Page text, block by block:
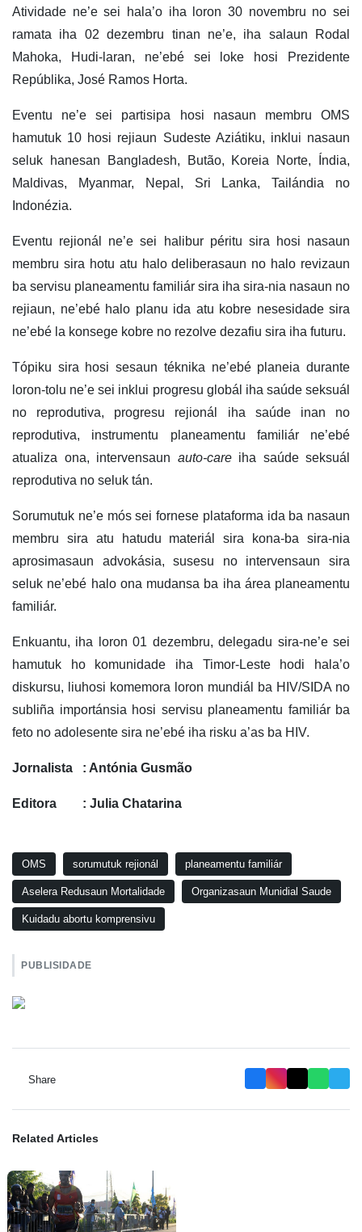
Atividade ne’e sei hala’o iha loron 30 novembru no sei
ramata iha 02 dezembru tinan ne’e, iha salaun Rodal
Mahoka, Hudi-laran, ne’ebé sei loke hosi Prezidente
Repúblika, José Ramos Horta.
Eventu ne’e sei partisipa hosi nasaun membru OMS
hamutuk 10 hosi rejiaun Sudeste Aziátiku, inklui nasaun
seluk hanesan Bangladesh, Butão, Koreia Norte, Índia,
Maldivas, Myanmar, Nepal, Sri Lanka, Tailándia no
Indonézia.
Eventu rejionál ne’e sei halibur péritu sira hosi nasaun
membru sira hotu atu halo deliberasaun no halo revizaun
ba servisu planeamentu familiár sira iha sira-nia nasaun no
rejiaun, ne’ebé halo planu ida atu kobre nesesidade sira
ne’ebé la konsege kobre no rezolve dezafiu sira iha futuru.
Tópiku sira hosi sesaun téknika ne’ebé planeia durante
loron-tolu ne’e sei inklui progresu globál iha saúde seksuál
no reprodutiva, progresu rejionál iha saúde inan no
reprodutiva, instrumentu planeamentu familiár ne’ebé
atualiza ona, intervensaun auto-careiha saúde seksuál
reprodutiva no seluk tán.
Sorumutuk ne’e mós sei fornese plataforma ida ba nasaun
membru sira atu hatudu materiál sira kona-ba sira-nia
aprosimasaun advokásia, susesu no intervensaun sira
seluk ne’ebé halo ona mudansa ba iha área planeamentu
familiár.
Enkuantu, iha loron 01 dezembru, delegadu sira-ne’e sei
hamutuk ho komunidade iha Timor-Leste hodi hala’o
diskursu, liuhosi komemora loron mundiál ba HIV/SIDA no
subliña importánsia hosi servisu planeamentu familiár ba
feto no adolesente sira ne’ebé iha risku a’as ba HIV.
Jornalista : Antónia Gusmão
Editora : Julia Chatarina
OMS sorumutuk rejionál planeamentu familiár
Aselera Redusaun Mortalidade Organizasaun Munidial Saude
Kuidadu abortu komprensivu
PUBLISIDADE
Share
Related Articles